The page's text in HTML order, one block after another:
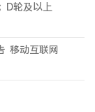
D轮及以上
移动互联网